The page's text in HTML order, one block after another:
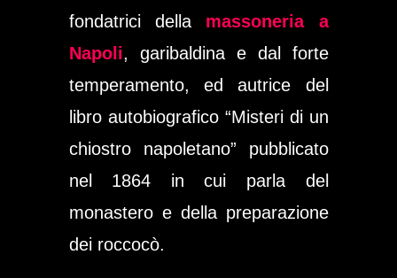
fondatrici della massoneria a
Napoli, garibaldina e dal forte
temperamento, ed autrice del
libro autobiografico “Misteri di un
chiostro napoletano” pubblicato
nel 1864 in cui parla del
monastero e della preparazione
dei roccocò.